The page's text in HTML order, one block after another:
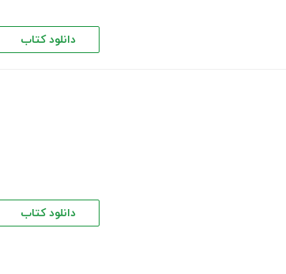
دانلود کتاب
دانلود کتاب